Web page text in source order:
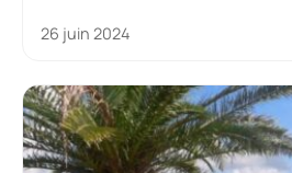
26 juin 2024